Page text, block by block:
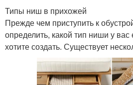
Типы ниш в прихожей
Прежде чем приступить к
определить, какой тип ниши у вас
хотите создать. Существует